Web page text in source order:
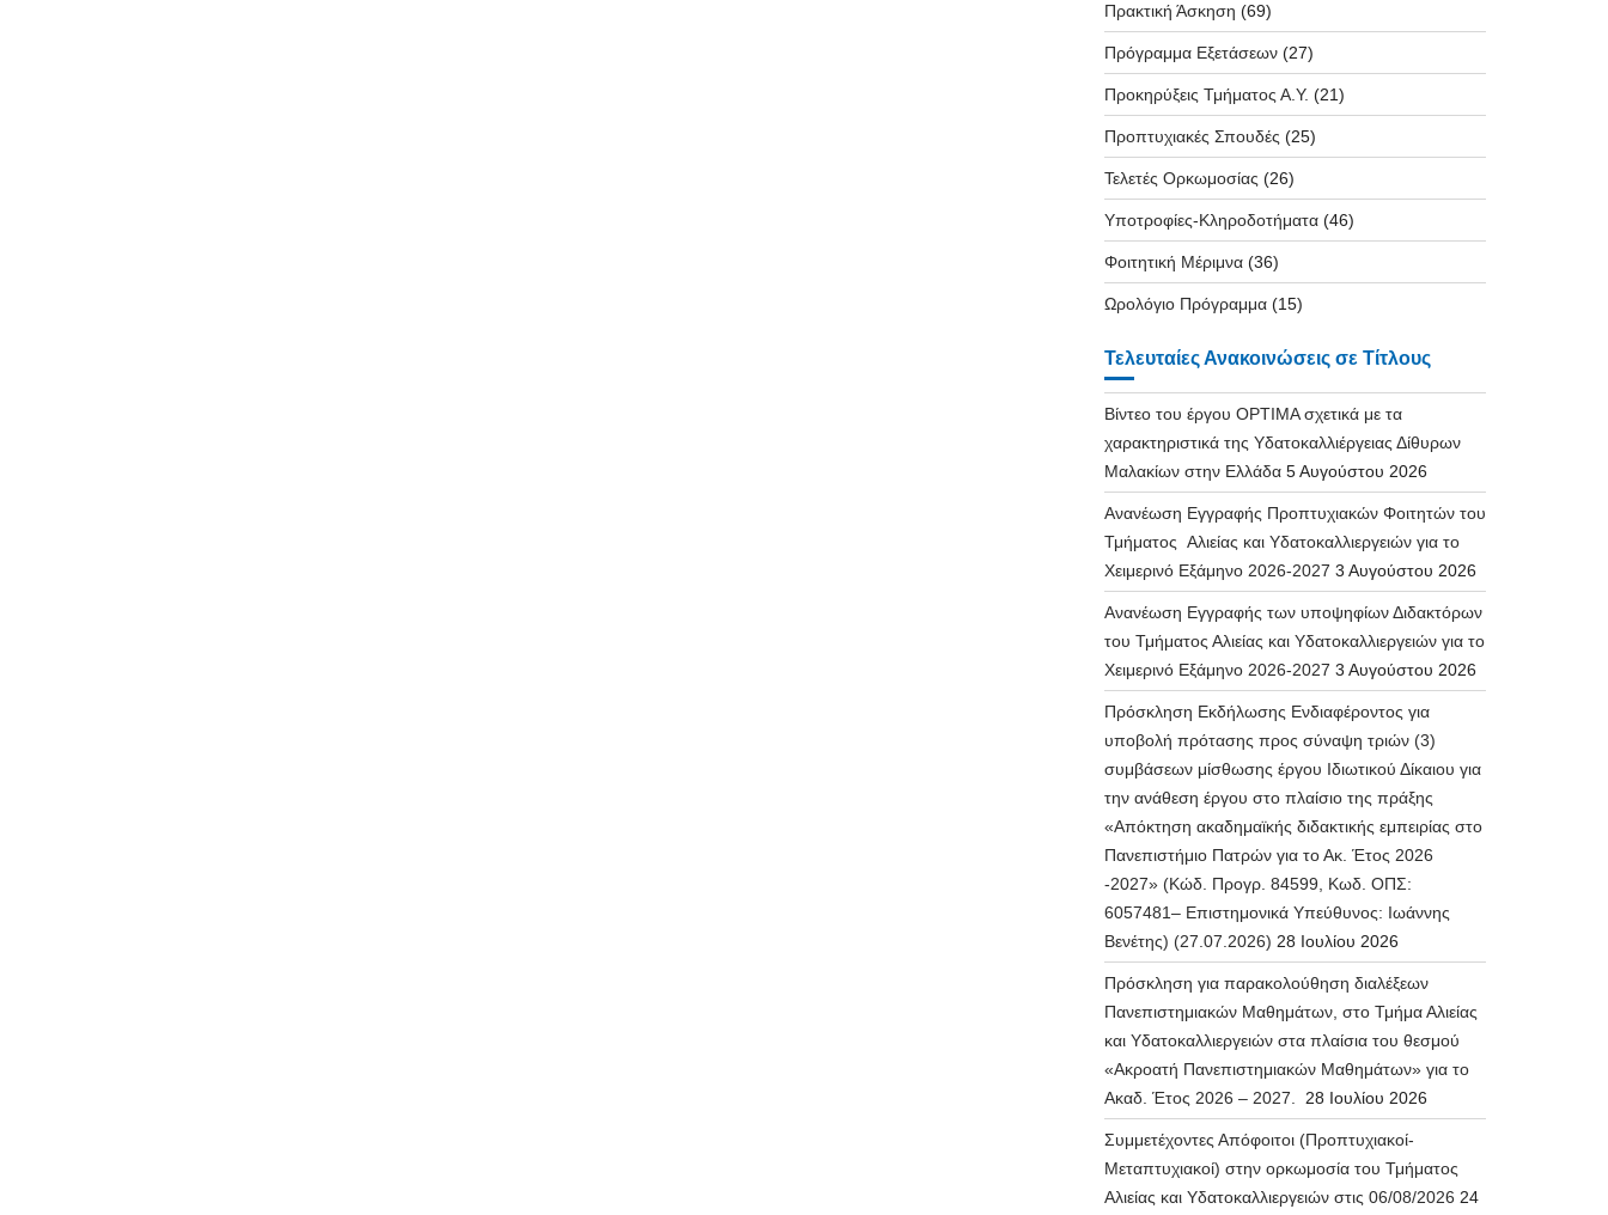
Πρακτική Άσκηση (69)
Πρόγραμμα Εξετάσεων(27)
Προκηρύξεις Τμήματος Α.Υ. (21)
Προπτυχιακές Σπουδές (25)
Τελετές Ορκωμοσίας (26)
Υποτροφίες-Κληροδοτήματα(46)
Φοιτητική Μέριμνα(36)
Ωρολόγιο Πρόγραμμα(15)
Τελευταίες Ανακοινώσεις σε Τίτλους
Βίντεο του έργου OPTIMA σχετικά με τα
χαρακτηριστικά της Υδατοκαλλιέργειας Δίθυρων
Μαλακίων στην Ελλάδα 5 Αυγούστου 2026
Ανανέωση Εγγραφής Προπτυχιακών Φοιτητών του
Τμήματος Αλιείας και Υδατοκαλλιεργειών για το
Χειμερινό Εξάμηνο 2026-2027 3 Αυγούστου 2026
Ανανέωση Εγγραφής των υποψηφίων Διδακτόρων
του Τμήματος Αλιείας και Υδατοκαλλιεργειών για το
Χειμερινό Εξάμηνο 2026-2027 3 Αυγούστου 2026
Πρόσκληση Εκδήλωσης Ενδιαφέροντος για
υποβολή πρότασης προς σύναψη τριών (3)
συμβάσεων μίσθωσης έργου Ιδιωτικού Δίκαιου για
την ανάθεση έργου στο πλαίσιο της πράξης
«Απόκτηση ακαδημαϊκής διδακτικής εμπειρίας στο
Πανεπιστήμιο Πατρών για το Ακ. Έτος 2026
-2027» (Κώδ. Προγρ. 84599, Κωδ. ΟΠΣ:
6057481– Επιστημονικά Υπεύθυνος: Ιωάννης
Βενέτης) (27.07.2026) 28 Ιουλίου 2026
Πρόσκληση για παρακολούθηση διαλέξεων
Πανεπιστημιακών Μαθημάτων, στο Τμήμα Αλιείας
και Υδατοκαλλιεργειών στα πλαίσια του θεσμού
«Ακροατή Πανεπιστημιακών Μαθημάτων» για το
Ακαδ. Έτος 2026 – 2027. 28 Ιουλίου 2026
Συμμετέχοντες Απόφοιτοι (Προπτυχιακοί-
Μεταπτυχιακοί) στην ορκωμοσία του Τμήματος
Αλιείας και Υδατοκαλλιεργειών στις 06/08/2026 24